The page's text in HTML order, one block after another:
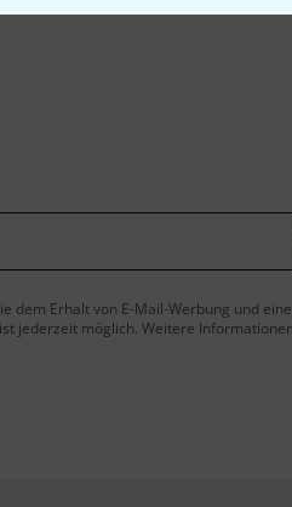
dem Erhalt von E-Mail-Werbung und
jederzeit möglich. Weitere